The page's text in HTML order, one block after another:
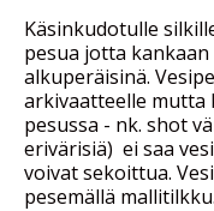
Käsinkudotulle
pesua jotta
alkuperäisinä.
arkivaatteelle mutta
pesussa - nk. shot
erivärisiä) ei saa
voivat sekoittua.
pesemällä mallitilkku.